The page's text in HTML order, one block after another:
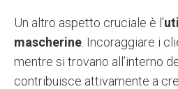
Un altro aspetto cruciale è l’
mascherine . Incoraggiare i
mentre si trovano all’interno
contribuisce attivamente a